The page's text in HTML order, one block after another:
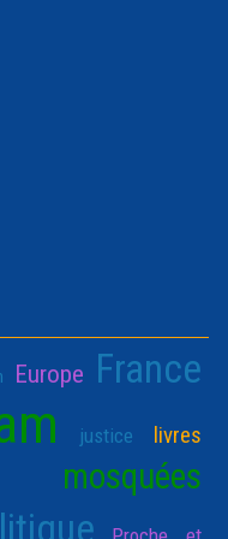
Europe France
justice livres
mosquées